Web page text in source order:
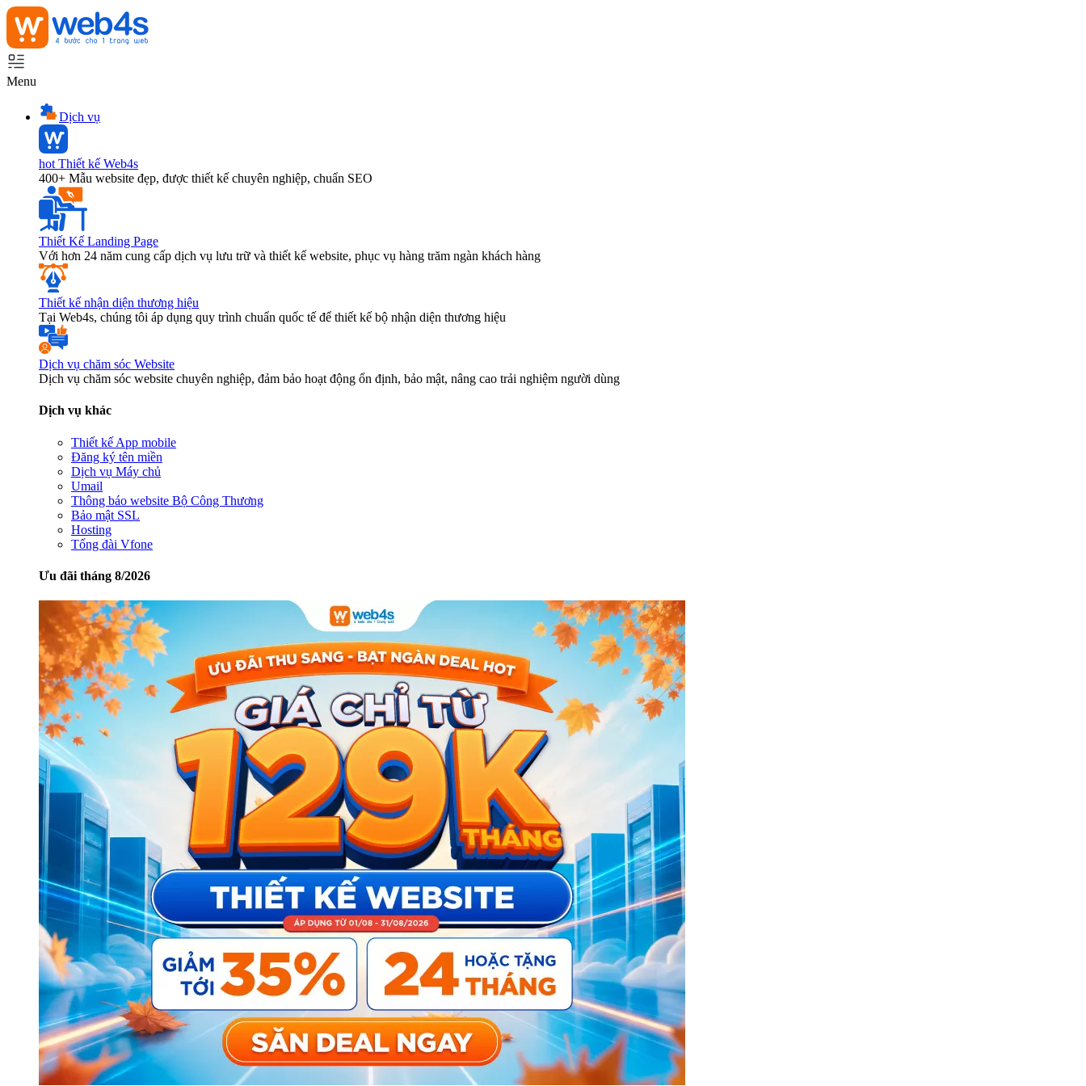
Menu
Dịch vụ
hot Thiết kế Web4s
400+ Mẫu website đẹp, được thiết kế chuyên nghiệp, chuẩn SEO
Thiết Kế Landing Page
Với hơn 24 năm cung cấp dịch vụ lưu trữ và thiết kế website, phục vụ hàng trăm ngàn khách hàng
Thiết kế nhận diện thương hiệu
Tại Web4s, chúng tôi áp dụng quy trình chuẩn quốc tế để thiết kế bộ nhận diện thương hiệu
Dịch vụ chăm sóc Website
Dịch vụ chăm sóc website chuyên nghiệp, đảm bảo hoạt động ổn định, bảo mật, nâng cao trải nghiệm người dùng
Dịch vụ khác
Thiết kế App mobile
Đăng ký tên miền
Dịch vụ Máy chủ
Umail
Thông báo website Bộ Công Thương
Bảo mật SSL
Hosting
Tổng đài Vfone
Ưu đãi tháng 8/2026